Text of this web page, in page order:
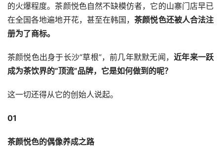
的火爆程度。茶颜悦色自然不缺模仿者，它的山寨门店早已
在全国各地遍地开花，甚至在韩国，茶颜悦色还被人合法注
册为了商标。
茶颜悦色出身于长沙“草根”，前几年默默无闻，近年来一跃
成为茶饮界的“顶流”品牌，它是如何做到的呢？
这一切还得从它的创始人说起。
01
茶颜悦色的偶像养成之路